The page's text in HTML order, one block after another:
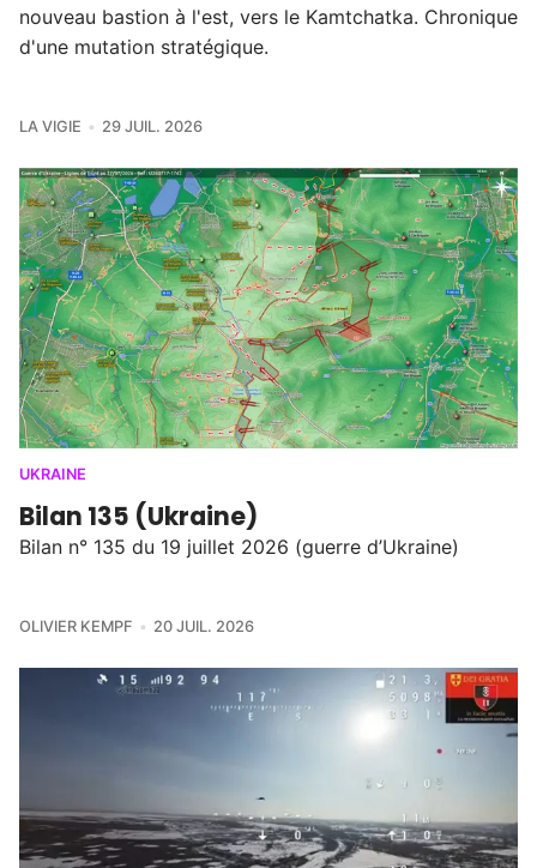
nouveau bastion à l'est, vers le Kamtchatka. Chronique
d'une mutation stratégique.
LA VIGIE 29 JUIL. 2026
UKRAINE
Bilan 135 (Ukraine)
Bilan n° 135 du 19 juillet 2026 (guerre d’Ukraine)
OLIVIER KEMPF 20 JUIL. 2026